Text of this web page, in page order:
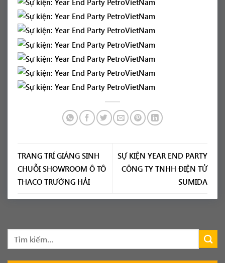
TRANG TRÍ GIÁNG SINH
CHUỖI SHOWROOM Ô TÔ
THACO TRƯỜNG HẢI
SỰ KIỆN YEAR END PARTY
CÔNG TY TNHH ĐIỆN TỬ
SUMIDA